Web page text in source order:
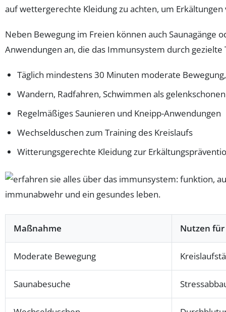
auf wettergerechte Kleidung zu achten, um Erkältungen
Neben Bewegung im Freien können auch
Anwendungen an, die das Immunsystem durch
Täglich mindestens 30 Minuten moderate
Wandern, Radfahren, Schwimmen als
Regelmäßiges Saunieren und Kneipp-Anwendungen
Wechselduschen zum Training des Kreislaufs
Witterungsgerechte Kleidung zur
Maßnahme Nutzen
Moderate Bewegung
Saunabesuche